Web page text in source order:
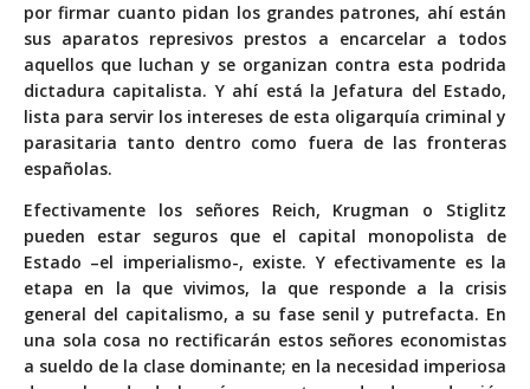
por firmar cuanto pidan los grandes patrones, ahí están
sus aparatos represivos prestos a encarcelar a todos
aquellos que luchan y se organizan contra esta podrida
dictadura capitalista. Y ahí está la Jefatura del Estado,
lista para servir los intereses de esta oligarquía criminal y
parasitaria tanto dentro como fuera de las fronteras
españolas.
Efectivamente los señores Reich, Krugman o Stiglitz
pueden estar seguros que el capital monopolista de
Estado –el imperialismo-, existe. Y efectivamente es la
etapa en la que vivimos, la que responde a la crisis
general del capitalismo, a su fase senil y putrefacta. En
una sola cosa no rectificarán estos señores economistas
a sueldo de la clase dominante; en la necesidad imperiosa